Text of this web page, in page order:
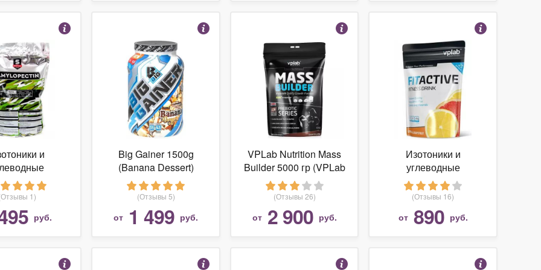
и
Sportline
Amylopectin
1000 гр.
1)
руб.
Big Gainer 1500g
(Banana Dessert)
(Отзывы 5)
от 1 499 руб.
VPLab Nutrition Mass
Builder 5000 гр (VPLab
Nutrition) Клубника
(Отзывы 26)
от 2 900 руб.
Изотоники и
углеводные
энергетики VPLab
Nutrition FitActive
Fitness Drink лимон-
грейпфрукт 500 гр.
(Отзывы 16)
от 890 руб.